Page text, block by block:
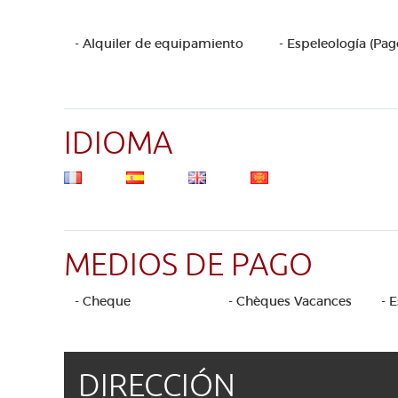
- Alquiler de equipamiento - Espeleología
IDIOMA
MEDIOS DE PAGO
- Cheque - Chèques Vacances -
DIRECCIÓN